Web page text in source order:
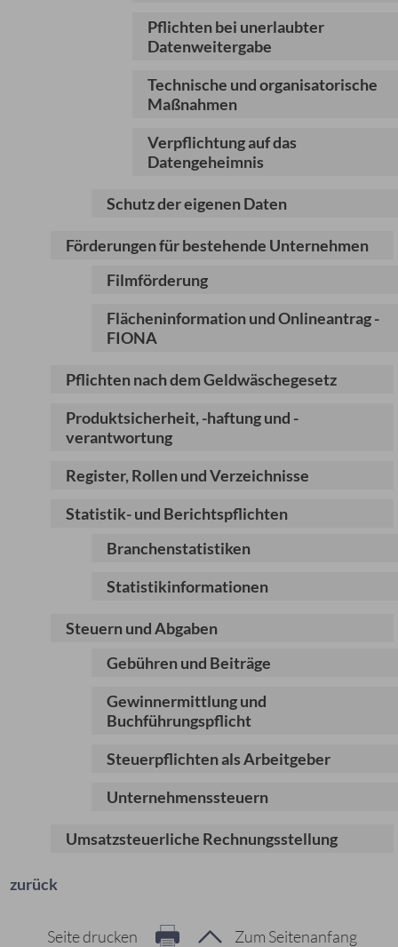
Pflichten bei unerlaubter
Datenweitergabe
Technische und organisatorische
Maßnahmen
Verpflichtung auf das
Datengeheimnis
Schutz der eigenen Daten
Förderungen für bestehende Unternehmen
Filmförderung
Flächeninformation und Onlineantrag -
FIONA
Pflichten nach dem Geldwäschegesetz
Produktsicherheit, -haftung und -
verantwortung
Register, Rollen und Verzeichnisse
Statistik- und Berichtspflichten
Branchenstatistiken
Statistikinformationen
Steuern und Abgaben
Gebühren und Beiträge
Gewinnermittlung und
Buchführungspflicht
Steuerpflichten als Arbeitgeber
Unternehmenssteuern
Umsatzsteuerliche Rechnungsstellung
zurück
Zum Seitenanfang
Seite drucken